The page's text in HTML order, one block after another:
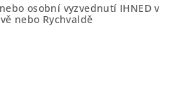
osobní vyzvednutí IHNED v
nebo Rychvaldě